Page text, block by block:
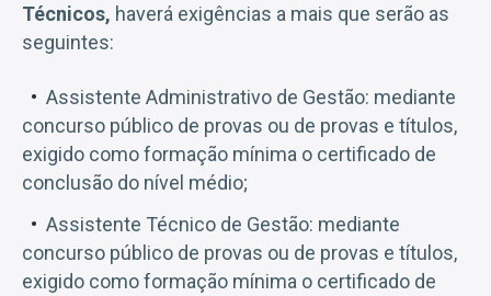
Técnicos, haverá exigências a mais que serão as
seguintes:
Assistente Administrativo de Gestão: mediante
concurso público de provas ou de provas e títulos,
exigido como formação mínima o certificado de
conclusão do nível médio;
Assistente Técnico de Gestão: mediante
concurso público de provas ou de provas e títulos,
exigido como formação mínima o certificado de